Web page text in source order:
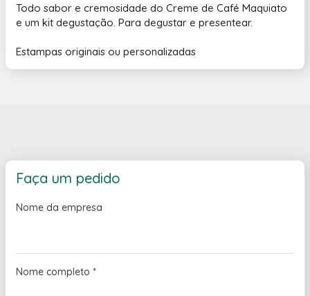
Todo sabor e cremosidade do Creme de Café Maquiato
e um kit degustação. Para degustar e presentear.
Estampas originais ou personalizadas
Faça um pedido
Nome da empresa
Nome completo *